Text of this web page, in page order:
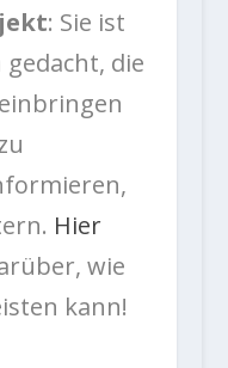
: Sie ist
die
Hier
wie
kann!